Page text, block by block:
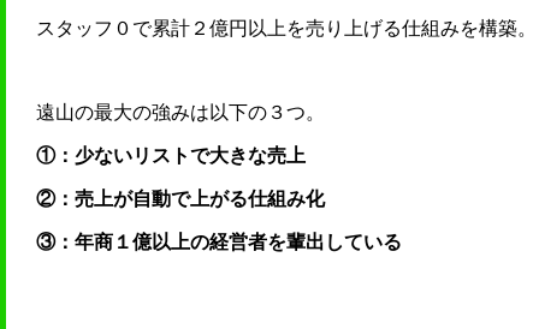
スタッフ０で累計２億円以上を売り上げる仕組みを構築。
遠山の最大の強みは以下の３つ。
①：少ないリストで大きな売上
②：売上が自動で上がる仕組み化
③：年商１億以上の経営者を輩出している